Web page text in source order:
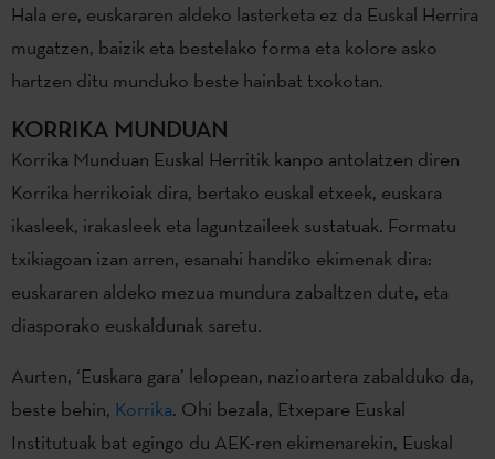
Hala ere, euskararen aldeko lasterketa ez da Euskal Herrira
mugatzen, baizik eta bestelako forma eta kolore asko
hartzen ditu munduko beste hainbat txokotan.
KORRIKA MUNDUAN
Korrika Munduan Euskal Herritik kanpo antolatzen diren
Korrika herrikoiak dira, bertako euskal etxeek, euskara
ikasleek, irakasleek eta laguntzaileek sustatuak. Formatu
txikiagoan izan arren, esanahi handiko ekimenak dira:
euskararen aldeko mezua mundura zabaltzen dute, eta
diasporako euskaldunak saretu.
Aurten, ‘Euskara gara’ lelopean, nazioartera zabalduko da,
beste behin, Korrika. Ohi bezala, Etxepare Euskal
Institutuak bat egingo du AEK-ren ekimenarekin, Euskal